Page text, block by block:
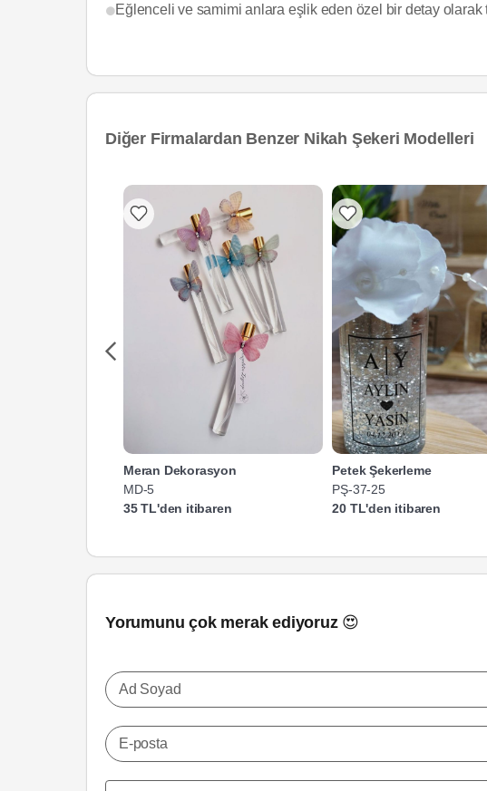
Eğlenceli ve samimi anlara eşlik eden özel bir detay olarak
Diğer Firmalardan Benzer Nikah Şekeri Modelleri
Meran Dekorasyon
MD-5
35 TL'den itibaren
Petek Şekerleme
PŞ-37-25
20 TL'den itibaren
Yorumunu çok merak ediyoruz 😍
Ad Soyad
E-posta